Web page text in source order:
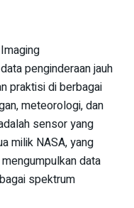
penginderaan jauh
praktisi di berbagai
meteorologi, dan
sensor yang
milik NASA, yang
data
spektrum